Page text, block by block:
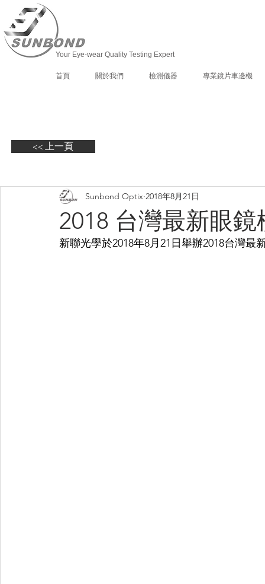
Your Eye-wear Quality Testing Expert
首頁 關於我們 檢測儀器 專業鏡片車邊機
2018 台灣最新眼
Sunbond Optix 2018年8月21日
新聯光學於2018年8月21日舉辦2018台灣最
<< 上一頁